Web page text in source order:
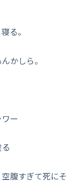
る。
かしら。
ー
腹すぎて死にそ